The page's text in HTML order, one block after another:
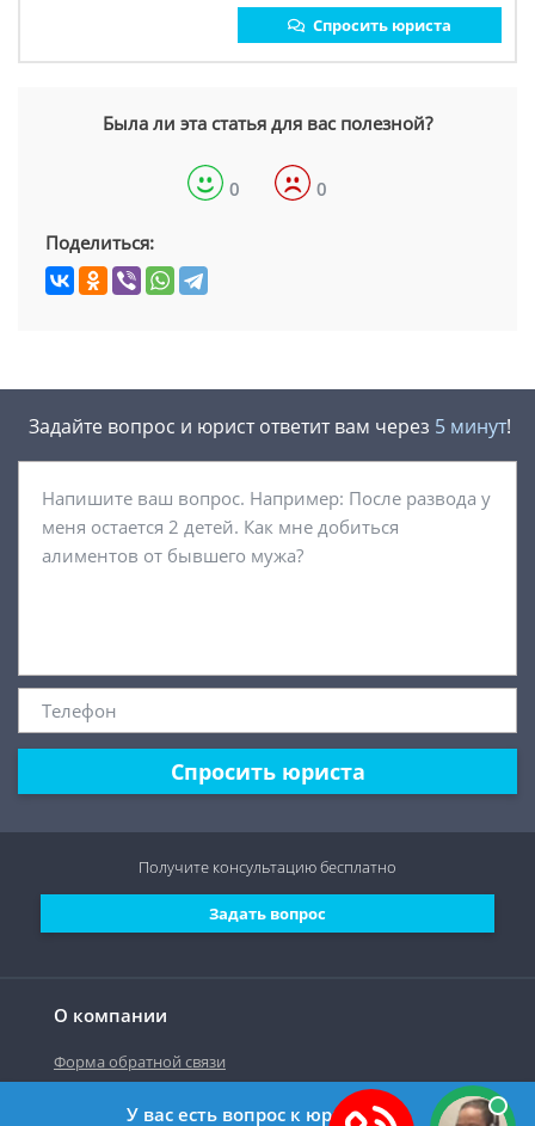
Спросить юриста
Была ли эта статья для вас полезной?
0 0
Поделиться:
Задайте вопрос и юрист ответит вам через 5 минут!
Спросить юриста
О компании
Форма обратной связи
Задать вопрос
Получите консультациюбесплатно
У вас есть вопрос к юристу?